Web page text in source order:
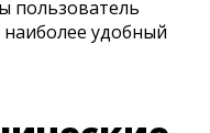
пользователь
наиболее удобный